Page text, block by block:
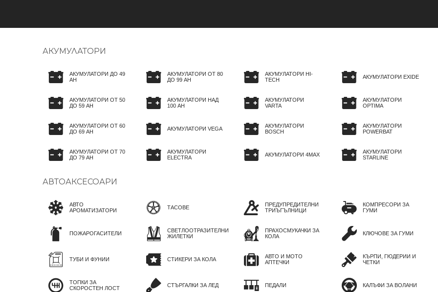
АКУМУЛАТОРИ
АКУМУЛАТОРИ ДО 49
AH
АКУМУЛАТОРИ ОТ 50
ДО 59 AH
АКУМУЛАТОРИ ОТ 60
ДО 69 AH
АКУМУЛАТОРИ ОТ 70
ДО 79 AH
АКУМУЛАТОРИ ОТ 80
ДО 99 AH
АКУМУЛАТОРИ НАД
100 AH
АКУМУЛАТОРИ VEGA
АКУМУЛАТОРИ
ELECTRA
АКУМУЛАТОРИ HI-
TECH
АКУМУЛАТОРИ
VARTA
АКУМУЛАТОРИ
BOSCH
АКУМУЛАТОРИ 4MAX
АКУМУЛАТОРИ EXIDE
АКУМУЛАТОРИ
OPTIMA
АКУМУЛАТОРИ
POWERBAT
АКУМУЛАТОРИ
STARLINE
АВТОАКСЕСОАРИ
АВТО
АРОМАТИЗАТОРИ
ПОЖАРОГАСИТЕЛИ
ТУБИ И ФУНИИ
ТОПКИ ЗА
СКОРОСТЕН ЛОСТ
ТАСОВЕ
СВЕТЛООТРАЗИТЕЛНИ
ЖИЛЕТКИ
СТИКЕРИ ЗА КОЛА
СТЪРГАЛКИ ЗА ЛЕД
ПРЕДУПРЕДИТЕЛНИ
ТРИЪГЪЛНИЦИ
ПРАХОСМУКАЧКИ ЗА
КОЛА
АВТО И МОТО
АПТЕЧКИ
ПЕДАЛИ
КОМПРЕСОРИ ЗА
ГУМИ
КЛЮЧОВЕ ЗА ГУМИ
КЪРПИ, ГЮДЕРИИ И
ЧЕТКИ
КАЛЪФИ ЗА ВОЛАНИ